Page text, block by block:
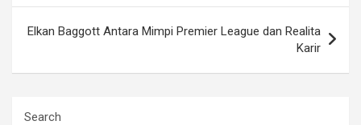
Elkan Baggott Antara Mimpi Premier League dan Realita
Karir
Search